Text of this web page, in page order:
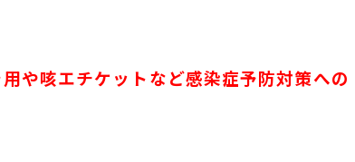
や咳エチケットなど感染症予防対策への